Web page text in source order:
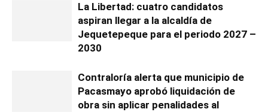
La Libertad: cuatro candidatos
aspiran llegar a la alcaldía de
Jequetepeque para el periodo 2027 –
2030
Contraloría alerta que municipio de
Pacasmayo aprobó liquidación de
obra sin aplicar penalidades al